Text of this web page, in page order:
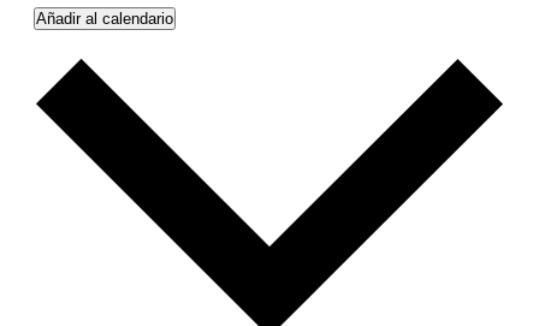
Añadir al calendario